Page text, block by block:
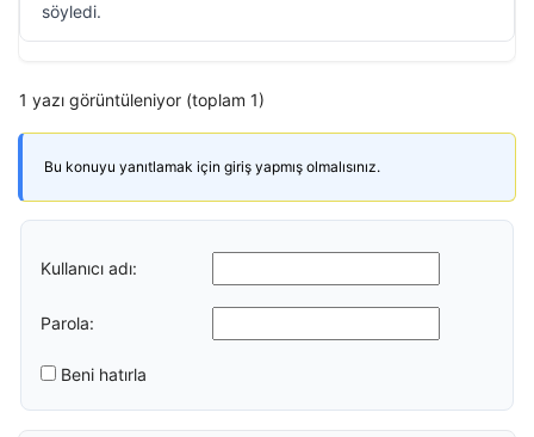
söyledi.
1 yazı görüntüleniyor (toplam 1)
Bu konuyu yanıtlamak için giriş yapmış olmalısınız.
Kullanıcı adı:
Parola:
Beni hatırla